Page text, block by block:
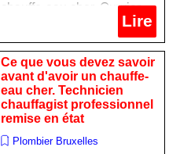
chauffe-eau cher. Ouvrier
remise en état
Lire
Ce que vous devez savoir
avant d'avoir un chauffe-
eau cher. Technicien
chauffagist professionnel
remise en état
Plombier Bruxelles